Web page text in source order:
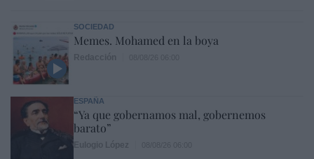
SOCIEDAD
Memes. Mohamed en la boya
ESPAÑA
“Ya que gobernamos mal, gobernemos
barato”